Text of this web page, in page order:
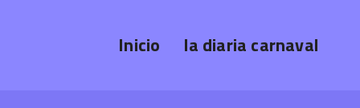
Inicio la diaria carnaval